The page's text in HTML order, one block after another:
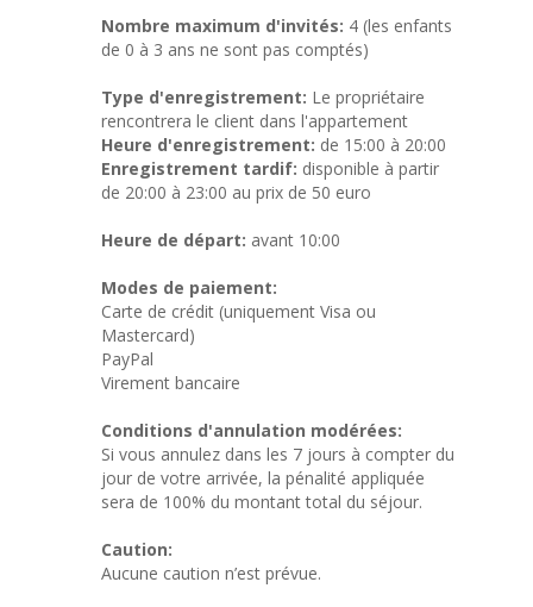
Nombre maximum d'invités: 4 (les enfants
de 0 à 3 ans ne sont pas comptés)
Type d'enregistrement: Le propriétaire
rencontrera le client dans l'appartement
Heure d'enregistrement: de 15:00 à 20:00
Enregistrement tardif: disponible à partir
de 20:00 à 23:00 au prix de 50 euro
Heure de départ: avant 10:00
Modes de paiement:
Carte de crédit (uniquement Visa ou
Mastercard)
PayPal
Virement bancaire
Conditions d'annulation modérées:
Si vous annulez dans les 7 jours à compter du
jour de votre arrivée, la pénalité appliquée
sera de 100% du montant total du séjour.
Caution:
Aucune caution n’est prévue.